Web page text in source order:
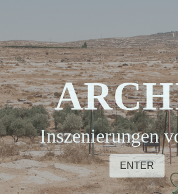
Inszenierungen
ENTER